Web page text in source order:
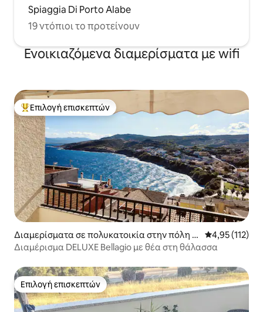
Spiaggia Di Porto Alabe
19 ντόπιοι το προτείνουν
Ενοικιαζόμενα διαμερίσματα με wifi
Κορυφαία επιλογή επισκεπτών
Επιλογή επισκεπτών
Διαμερίσματα σε πολυκατοικία στην πόλη C
astelsardo
Μέση
4,95 (112)
Διαμέρισμα DELUXE Bellagio με θέα στη θάλασσα
Επιλογή επισκεπτών
Επιλογή επισκεπτών